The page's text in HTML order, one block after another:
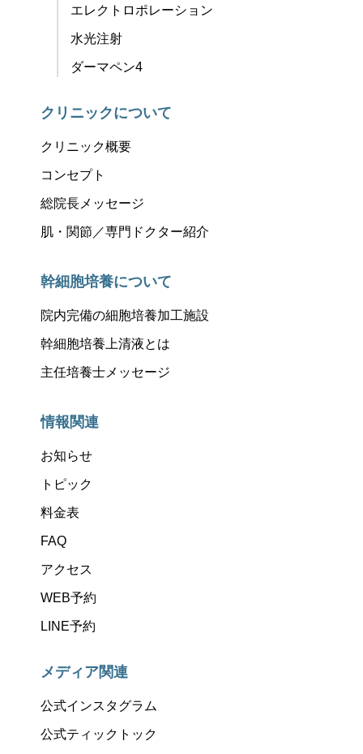
エレクトロポレーション
水光注射
ダーマペン4
クリニックについて
クリニック概要
コンセプト
総院長メッセージ
肌・関節／専門ドクター紹介
幹細胞培養について
院内完備の細胞培養加工施設
幹細胞培養上清液とは
主任培養士メッセージ
情報関連
お知らせ
トピック
料金表
FAQ
アクセス
WEB予約
LINE予約
メディア関連
公式インスタグラム
公式ティックトック